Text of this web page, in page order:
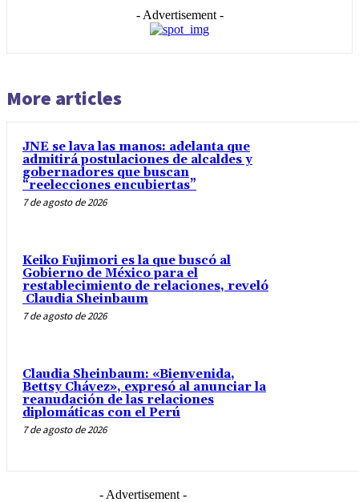
- Advertisement -
More articles
JNE se lava las manos: adelanta que
admitirá postulaciones de alcaldes y
gobernadores que buscan
“reelecciones encubiertas”
7 de agosto de 2026
Keiko Fujimori es la que buscó al
Gobierno de México para el
restablecimiento de relaciones, reveló
Claudia Sheinbaum
7 de agosto de 2026
Claudia Sheinbaum: «Bienvenida,
Bettsy Chávez», expresó al anunciar la
reanudación de las relaciones
diplomáticas con el Perú
7 de agosto de 2026
- Advertisement -